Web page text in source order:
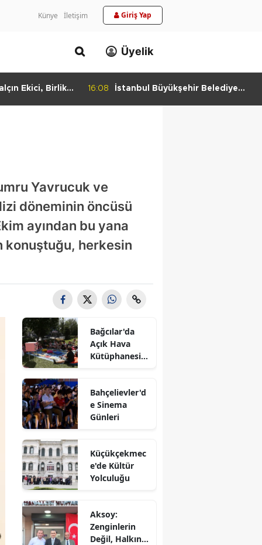
Künye İletişim Giriş Yap
Üyelik
Ekici, Birlikte
16:08
İstanbul Büyükşehir Belediye
Yavrucuk ve
döneminin öncüsü
ayından bu yana
konuştuğu, herkesin
Bağcılar'da
Açık Hava
Kütüphanesi'n
Bahçelievler'd
e Sinema
Günleri
Küçükçekmec
e'de Kültür
Yolculuğu
Aksoy:
Zenginlerin
Değil, Halkın